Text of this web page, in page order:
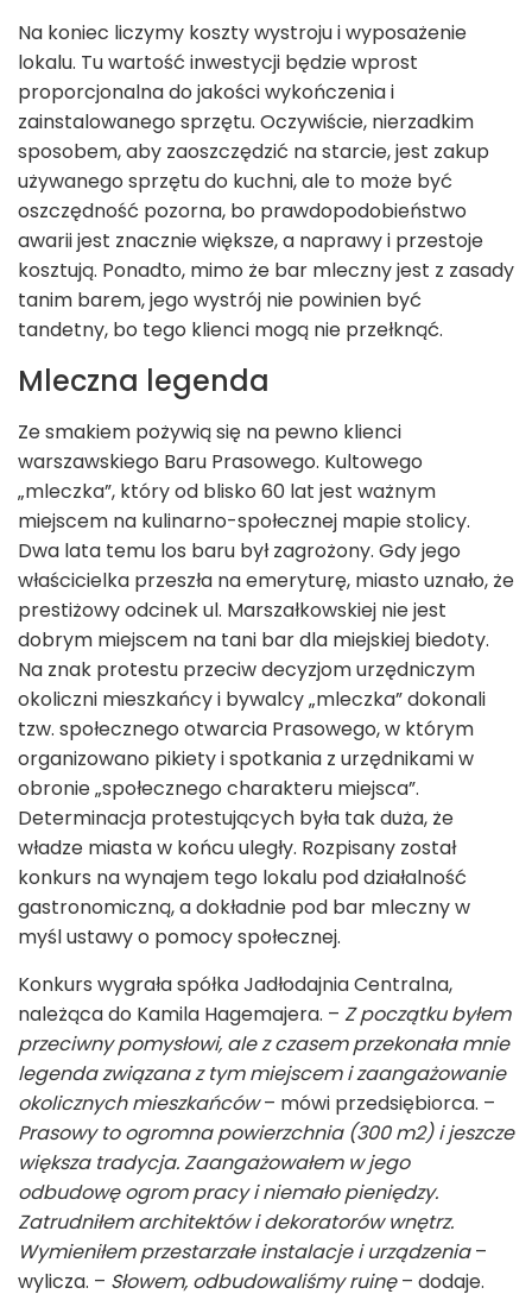
Na koniec liczymy koszty wystroju i wyposażenie
lokalu. Tu wartość inwestycji będzie wprost
proporcjonalna do jakości wykończenia i
zainstalowanego sprzętu. Oczywiście, nierzadkim
sposobem, aby zaoszczędzić na starcie, jest zakup
używanego sprzętu do kuchni, ale to może być
oszczędność pozorna, bo prawdopodobieństwo
awarii jest znacznie większe, a naprawy i przestoje
kosztują. Ponadto, mimo że bar mleczny jest z zasady
tanim barem, jego wystrój nie powinien być
tandetny, bo tego klienci mogą nie przełknąć.
Mleczna legenda
Ze smakiem pożywią się na pewno klienci
warszawskiego Baru Prasowego. Kultowego
„mleczka”, który od blisko 60 lat jest ważnym
miejscem na kulinarno-społecznej mapie stolicy.
Dwa lata temu los baru był zagrożony. Gdy jego
właścicielka przeszła na emeryturę, miasto uznało, że
prestiżowy odcinek ul. Marszałkowskiej nie jest
dobrym miejscem na tani bar dla miejskiej biedoty.
Na znak protestu przeciw decyzjom urzędniczym
okoliczni mieszkańcy i bywalcy „mleczka” dokonali
tzw. społecznego otwarcia Prasowego, w którym
organizowano pikiety i spotkania z urzędnikami w
obronie „społecznego charakteru miejsca”.
Determinacja protestujących była tak duża, że
władze miasta w końcu uległy. Rozpisany został
konkurs na wynajem tego lokalu pod działalność
gastronomiczną, a dokładnie pod bar mleczny w
myśl ustawy o pomocy społecznej.
Konkurs wygrała spółka Jadłodajnia Centralna,
należąca do Kamila Hagemajera. – Z początku byłem
przeciwny pomysłowi, ale z czasem przekonała mnie
legenda związana z tym miejscem i zaangażowanie
okolicznych mieszkańców– mówi przedsiębiorca. –
Prasowy to ogromna powierzchnia (300 m2) i jeszcze
większa tradycja. Zaangażowałem w jego
odbudowę ogrom pracy i niemało pieniędzy.
Zatrudniłem architektów i dekoratorów wnętrz.
Wymieniłem przestarzałe instalacje i urządzenia–
wylicza. – Słowem, odbudowaliśmy ruinę– dodaje.